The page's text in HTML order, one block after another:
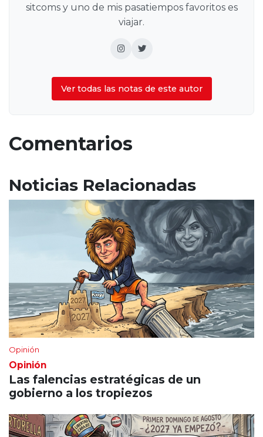
sitcoms y uno de mis pasatiempos favoritos es
viajar.
Ver todas las notas de este autor
Comentarios
Noticias Relacionadas
Opinión
Opinión
Las falencias estratégicas de un
gobierno a los tropiezos